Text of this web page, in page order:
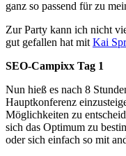
ganz so passend für zu
Zur Party kann ich nicht
gut gefallen hat mit Kai
SEO-Campixx Tag 1
Nun hieß es nach 8
Hauptkonferenz
Möglichkeiten zu
sich das Optimum zu
oder sich einfach so mit